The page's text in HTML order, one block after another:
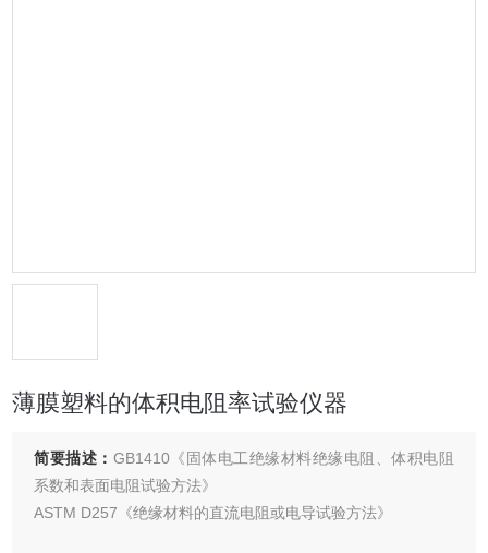
薄膜塑料的体积电阻率试验仪器
简要描述： GB1410《固体电工绝缘材料绝缘电阻、体积电阻
系数和表面电阻试验方法》
ASTM D257《绝缘材料的直流电阻或电导试验方法》